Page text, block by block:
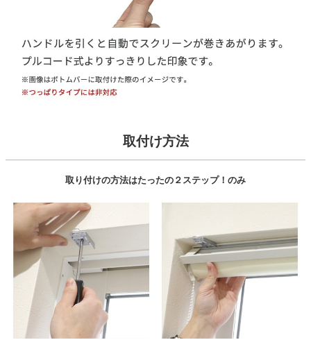
取付け方法
取り付けの方法はたったの２ステップ！のみ